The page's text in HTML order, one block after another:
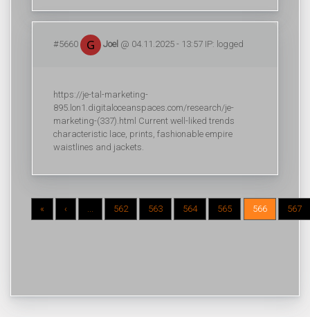
#5660 Joel @ 04.11.2025 - 13:57 IP: logged
https://je-tal-marketing-
895.lon1.digitaloceanspaces.com/research/je-
marketing-(337).html Current well-liked trends
characteristic lace, prints, fashionable empire
waistlines and jackets.
« ‹ ... 562 563 564 565 566 567